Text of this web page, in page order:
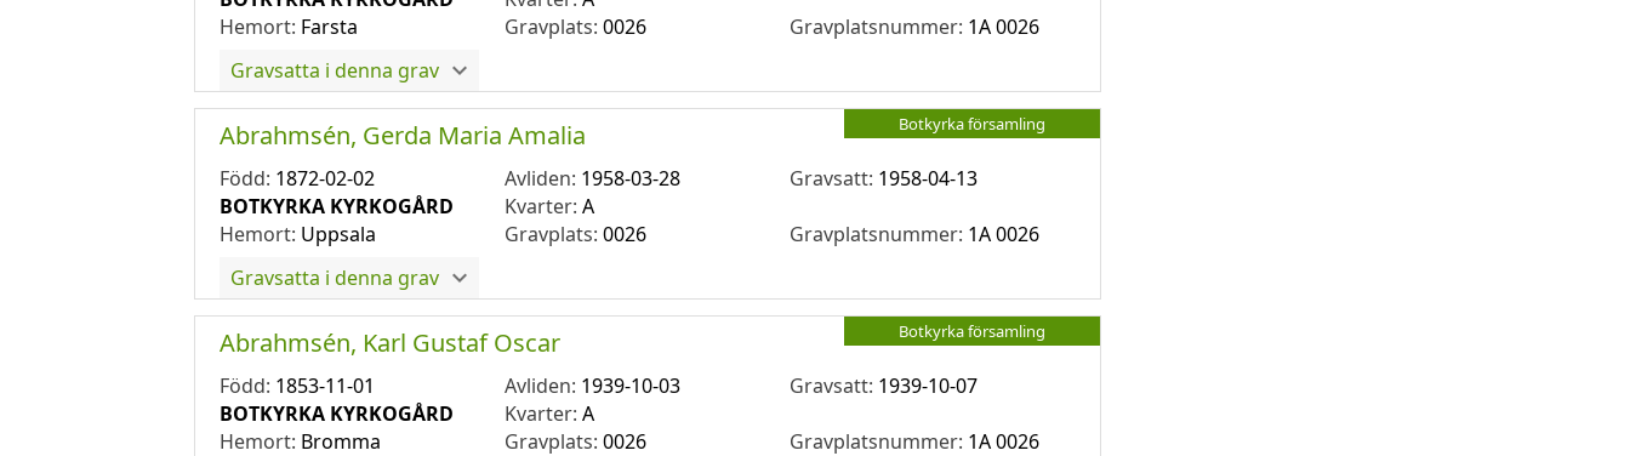
Hemort: Farsta Gravplats:0026 Gravplatsnummer: 1A 0026
Gravsatta i denna grav
Botkyrka församling
Abrahmsén, Gerda Maria Amalia
Född: 1872-02-02 Avliden: 1958-03-28 Gravsatt: 1958-04-13
BOTKYRKA KYRKOGÅRD
Kvarter:A
Hemort: Uppsala Gravplats:0026 Gravplatsnummer: 1A 0026
Gravsatta i denna grav
Botkyrka församling
Abrahmsén, Karl Gustaf Oscar
Född: 1853-11-01 Avliden: 1939-10-03 Gravsatt: 1939-10-07
BOTKYRKA KYRKOGÅRD
Kvarter:A
Hemort: Bromma Gravplats:0026 Gravplatsnummer: 1A 0026